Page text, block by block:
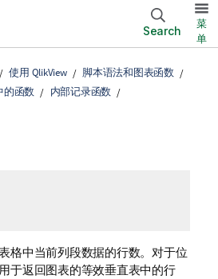
Search
菜
单
使用 QlikView
脚本语法和图表函数
的函数
内部记录函数
格中当前列段数据的行数。对于位
用于返回图表的等效垂直表中的行